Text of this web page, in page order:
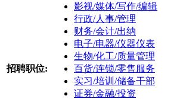
招聘职位:
影视/媒体/写作/编辑
行政/人事/管理
财务/会计/出纳
电子/电器/仪器仪表
生物/化工/质量管理
百货/连锁/零售服务
实习/培训/储备干部
证券/金融/投资